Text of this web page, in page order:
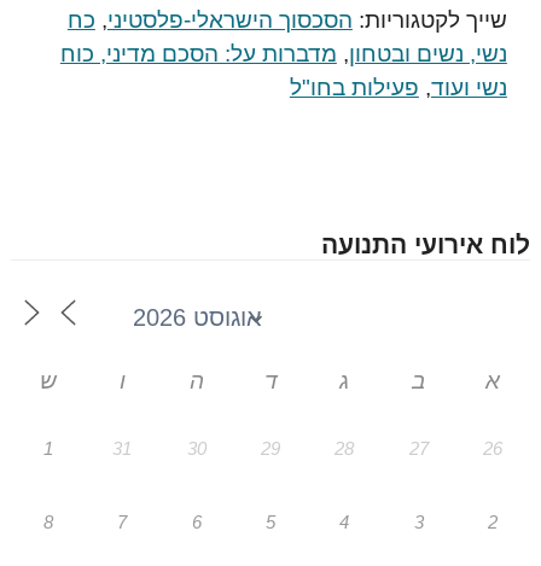
שייך לקטגוריות: הסכסוך הישראלי-פלסטיני, כח
נשי, נשים ובטחון, מדברות על: הסכם מדיני, כוח
נשי ועוד, פעילות בחו"ל
לוח אירועי התנועה
א ב ג ד ה ו ש
26
27
28
29
30
31
1
2
3
4
5
6
7
8